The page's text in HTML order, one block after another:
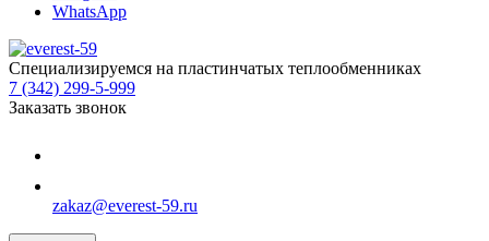
WhatsApp
Специализируемся на пластинчатых теплообменниках
7 (342) 299-5-999
Заказать звонок
zakaz@everest-59.ru